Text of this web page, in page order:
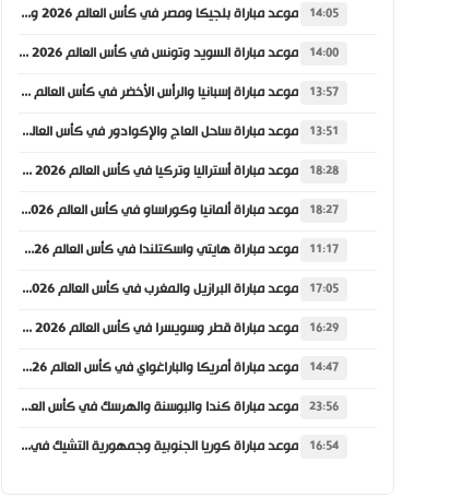
14:05 موعد مباراة بلجيكا ومصر في كأس العالم 2026 والقنوات الناقلة
14:00 موعد مباراة السويد وتونس في كأس العالم 2026 والقنوات الناقلة
13:57 موعد مباراة إسبانيا والرأس الأخضر في كأس العالم 2026 والقنوات الناقلة
13:51 موعد مباراة ساحل العاج والإكوادور في كأس العالم 2026 والقنوات الناقلة
18:28 موعد مباراة أستراليا وتركيا في كأس العالم 2026 والقنوات الناقلة
18:27 موعد مباراة ألمانيا وكوراساو في كأس العالم 2026 والقنوات الناقلة
11:17 موعد مباراة هايتي واسكتلندا في كأس العالم 2026 والقنوات الناقلة
17:05 موعد مباراة البرازيل والمغرب في كأس العالم 2026 والقنوات الناقلة
16:29 موعد مباراة قطر وسويسرا في كأس العالم 2026 والقنوات الناقلة
14:47 موعد مباراة أمريكا والباراغواي في كأس العالم 2026 والقنوات الناقلة
23:56 موعد مباراة كندا والبوسنة والهرسك في كأس العالم 2026 والقنوات الناقلة
16:54 موعد مباراة كوريا الجنوبية وجمهورية التشيك في كأس العالم 2026 والقنوات الناقلة